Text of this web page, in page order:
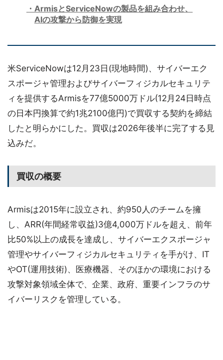
ArmisとServiceNowの製品を組み合わせ、
AIの攻撃から防御を実現
米ServiceNowは12月23日(現地時間)、サイバーエク
スポージャ管理およびサイバーフィジカルセキュリテ
ィを提供するArmisを77億5000万ドル(12月24日時点
の日本円換算で約1兆2100億円)で買収する契約を締結
したと明らかにした。買収は2026年後半に完了する見
込みだ。
買収の概要
Armisは2015年に設立され、約950人のチームを擁
し、ARR(年間経常収益)3億4,000万ドルを超え、前年
比50%以上の成長を達成し、サイバーエクスポージャ
管理やサイバーフィジカルセキュリティを手がけ、IT
やOT(運用技術)、医療機器、そのほかの環境における
攻撃対象領域全体で、企業、政府、重要インフラのサ
イバーリスクを管理している。